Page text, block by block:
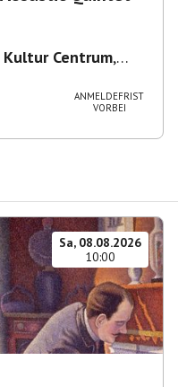
Centrum,
ANMELDEFRIST
VORBEI
Sa, 08.08.2026
10:00